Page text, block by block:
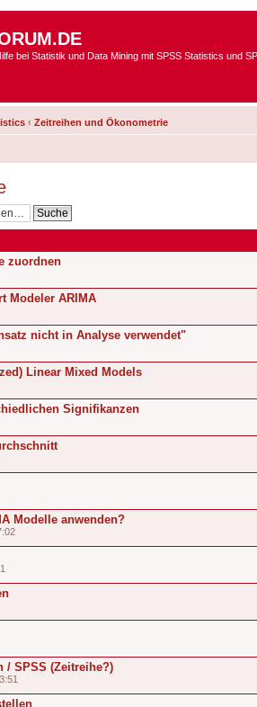
bei Statistik und Data Mining mit SPSS Statistics und
‹ Zeitreihen und Ökonometrie
zuordnen
Modeler ARIMA
nicht in Analyse verwendet"
Linear Mixed Models
Signifikanzen
Modelle anwenden?
/ SPSS (Zeitreihe?)